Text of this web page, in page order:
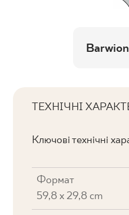
ТЕХНІЧНІ
Ключові технічні
Формат
59,8 x 29,8 cm